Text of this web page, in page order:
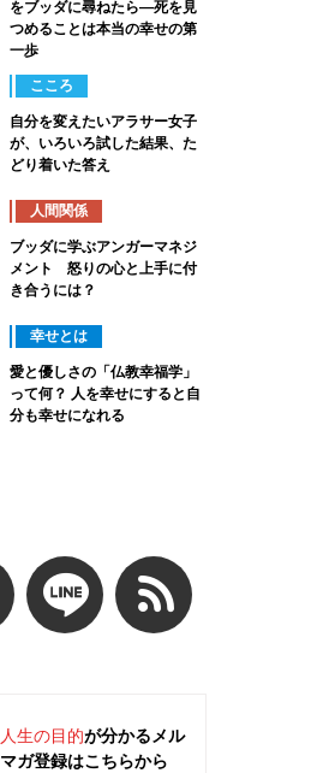
をブッダに尋ねたら―死を見
つめることは本当の幸せの第
一歩
こころ
自分を変えたいアラサー女子
が、いろいろ試した結果、た
どり着いた答え
人間関係
ブッダに学ぶアンガーマネジ
メント 怒りの心と上手に付
き合うには？
幸せとは
愛と優しさの「仏教幸福学」
って何？ 人を幸せにすると自
分も幸せになれる
人生の目的が分かるメル
マガ登録はこちらから